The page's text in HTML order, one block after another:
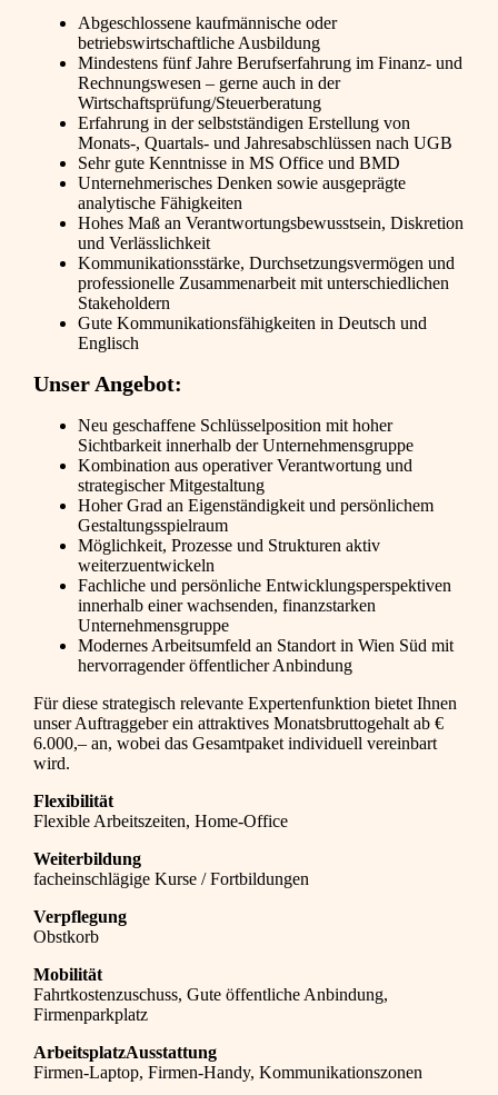
Abgeschlossene kaufmännische oder
betriebswirtschaftliche Ausbildung
Mindestens fünf Jahre Berufserfahrung im Finanz- und
Rechnungswesen – gerne auch in der
Wirtschaftsprüfung/Steuerberatung
Erfahrung in der selbstständigen Erstellung von
Monats-, Quartals- und Jahresabschlüssen nach UGB
Sehr gute Kenntnisse in MS Office und BMD
Unternehmerisches Denken sowie ausgeprägte
analytische Fähigkeiten
Hohes Maß an Verantwortungsbewusstsein, Diskretion
und Verlässlichkeit
Kommunikationsstärke, Durchsetzungsvermögen und
professionelle Zusammenarbeit mit unterschiedlichen
Stakeholdern
Gute Kommunikationsfähigkeiten in Deutsch und
Englisch
Unser Angebot:
Neu geschaffene Schlüsselposition mit hoher
Sichtbarkeit innerhalb der Unternehmensgruppe
Kombination aus operativer Verantwortung und
strategischer Mitgestaltung
Hoher Grad an Eigenständigkeit und persönlichem
Gestaltungsspielraum
Möglichkeit, Prozesse und Strukturen aktiv
weiterzuentwickeln
Fachliche und persönliche Entwicklungsperspektiven
innerhalb einer wachsenden, finanzstarken
Unternehmensgruppe
Modernes Arbeitsumfeld an Standort in Wien Süd mit
hervorragender öffentlicher Anbindung
Für diese strategisch relevante Expertenfunktion bietet Ihnen
unser Auftraggeber ein attraktives Monatsbruttogehalt ab €
6.000,– an, wobei das Gesamtpaket individuell vereinbart
wird.
Flexibilität
Flexible Arbeitszeiten, Home-Office
Weiterbildung
facheinschlägige Kurse / Fortbildungen
Verpflegung
Obstkorb
Mobilität
Fahrtkostenzuschuss, Gute öffentliche Anbindung,
Firmenparkplatz
ArbeitsplatzAusstattung
Firmen-Laptop, Firmen-Handy, Kommunikationszonen